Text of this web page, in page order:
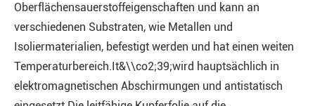
Oberflächensauerstoffeigenschaften und kann an
verschiedenen Substraten, wie Metallen und
Isoliermaterialien, befestigt werden und hat einen weiten
Temperaturbereich.It&\\co2;39;wird hauptsächlich in
elektromagnetischen Abschirmungen und antistatisch